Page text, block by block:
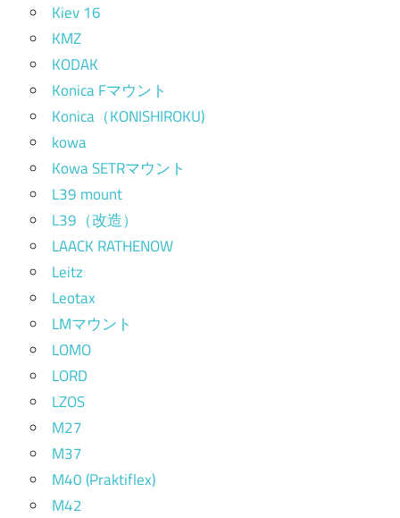
Kiev 16
KMZ
KODAK
Konica Fマウント
Konica（KONISHIROKU)
kowa
Kowa SETRマウント
L39 mount
L39（改造）
LAACK RATHENOW
Leitz
Leotax
LMマウント
LOMO
LORD
LZOS
M27
M37
M40 (Praktiflex)
M42